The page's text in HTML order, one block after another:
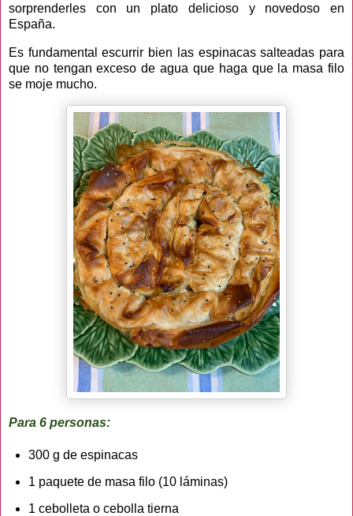
sorprenderles con un plato delicioso y novedoso en
España.
Es fundamental escurrir bien las espinacas salteadas para
que no tengan exceso de agua que haga que la masa filo
se moje mucho.
Para 6 personas:
300 g de espinacas
1 paquete de masa filo (10 láminas)
1 cebolleta o cebolla tierna